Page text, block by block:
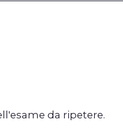
da ripetere.